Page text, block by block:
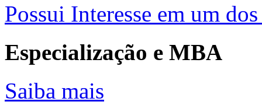
Possui Interesse em um
Especialização e MBA
Saiba mais